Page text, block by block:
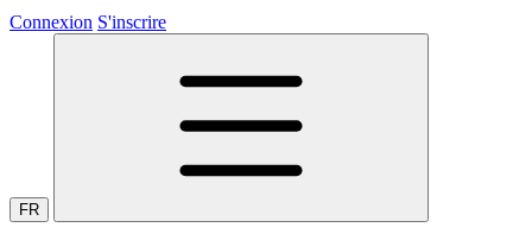
Connexion S'inscrire
FR